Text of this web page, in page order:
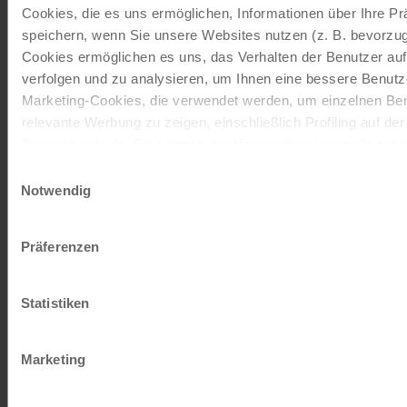
Cookies, die es uns ermöglichen, Informationen über Ihre
speichern, wenn Sie unsere Websites nutzen (z. B.
Cookies ermöglichen es uns, das Verhalten der Benutzer
verfolgen und zu analysieren, um Ihnen eine bessere
Marketing-Cookies, die verwendet werden, um einzelnen
relevante Werbung zu zeigen, einschließlich Profiling auf
entscheiden, nur notwendige Cookies zu verwenden, indem
Impressum
Notwendig
Präferenzen
Statistiken
Marketing
Das 21-Gang Tourenrad mit Freilauffunktion ist von den
Marken Schauff oder Kalkhoff. Die Firma Schauff stellt
seit 1945…
Mehr lesen
Tourenrad Damen
Das 7-Gang Tourenrad mit Rücktrittbremse ist von den